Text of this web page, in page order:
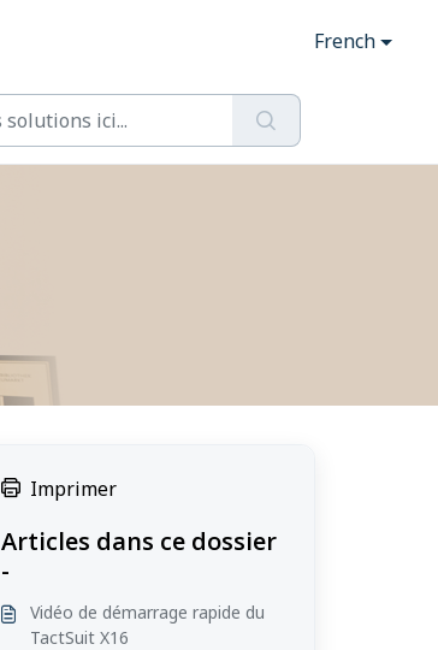
French
Imprimer
Articles dans ce dossier
-
Vidéo de démarrage rapide du
TactSuit X16